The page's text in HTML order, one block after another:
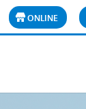
ONLINE